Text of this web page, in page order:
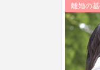
離婚の